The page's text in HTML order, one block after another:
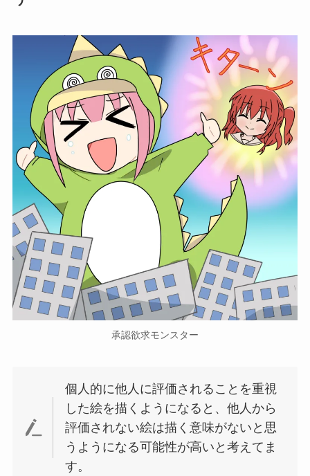
承認欲求モンスター
個人的に他人に評価されることを重視
した絵を描くようになると、他人から
評価されない絵は描く意味がないと思
うようになる可能性が高いと考えてま
す。